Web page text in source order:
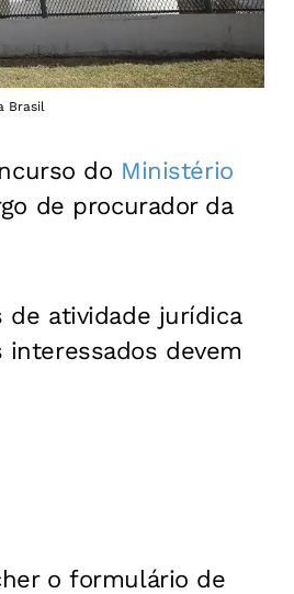
Brasil
do Ministério
de procurador da
de atividade jurídica
devem
o formulário de